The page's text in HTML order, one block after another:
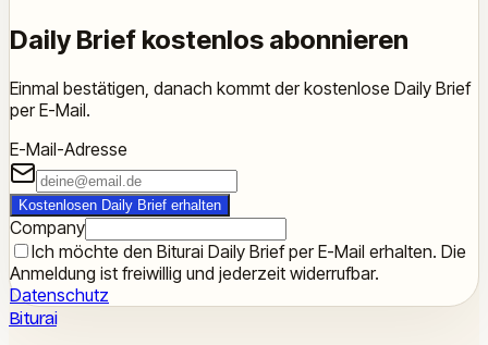
Daily Brief kostenlos abonnieren
Einmal bestätigen, danach kommt der kostenlose Daily Brief
per E-Mail.
E-Mail-Adresse
Kostenlosen Daily Brief erhalten
Company
Ich möchte den Biturai Daily Brief per E-Mail erhalten. Die
Anmeldung ist freiwillig und jederzeit widerrufbar.
Datenschutz
Biturai